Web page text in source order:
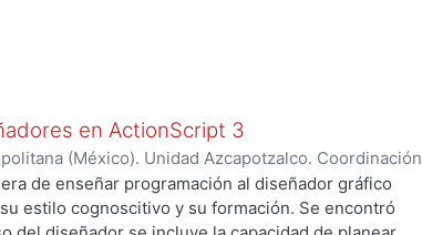
en ActionScript 3
(México). Unidad Azcapotzalco. Coordinación
09)Aceves Argueta, Luis Antonio
de enseñar programación al diseñador gráfico
estilo cognoscitivo y su formación. Se encontró